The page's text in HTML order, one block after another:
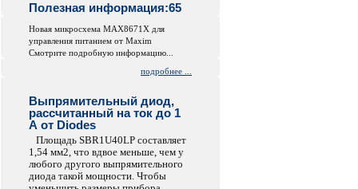
Полезная информация:65
Новая микросхема MAX8671X для
управления питанием от Maxim
Смотрите подробную информацию...
подробнее ...
Выпрямительный диод,
рассчитанный на ток до 1
А от Diodes
Площадь SBR1U40LP составляет
1,54 мм2, что вдвое меньше, чем у
любого другого выпрямительного
диода такой мощности. Чтобы